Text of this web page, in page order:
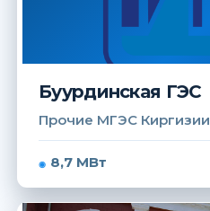
Буурдинская ГЭС
Прочие МГЭС Киргизии
8,7 МВт